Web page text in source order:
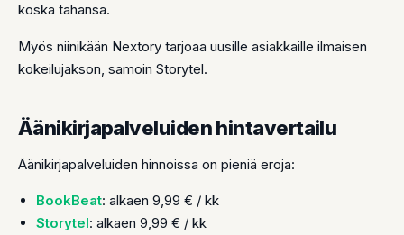
koska tahansa.
Myös niinikään Nextory tarjoaa uusille asiakkaille ilmaisen
kokeilujakson, samoin Storytel.
Äänikirjapalveluiden hintavertailu
Äänikirjapalveluiden hinnoissa on pieniä eroja:
BookBeat: alkaen 9,99 € / kk
Storytel: alkaen 9,99 € / kk